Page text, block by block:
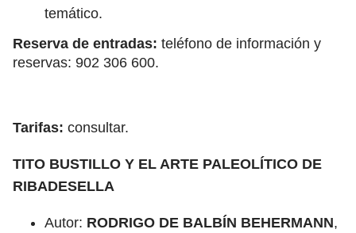
temático.
Reserva de entradas: teléfono de información y
reservas: 902 306 600.
Tarifas: consultar.
TITO BUSTILLO Y EL ARTE PALEOLÍTICO DE
RIBADESELLA
Autor: RODRIGO DE BALBÍN BEHERMANN,